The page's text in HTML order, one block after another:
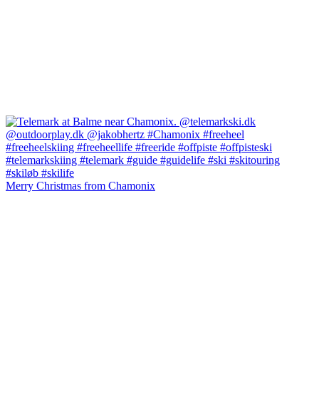
Merry Christmas from Chamonix